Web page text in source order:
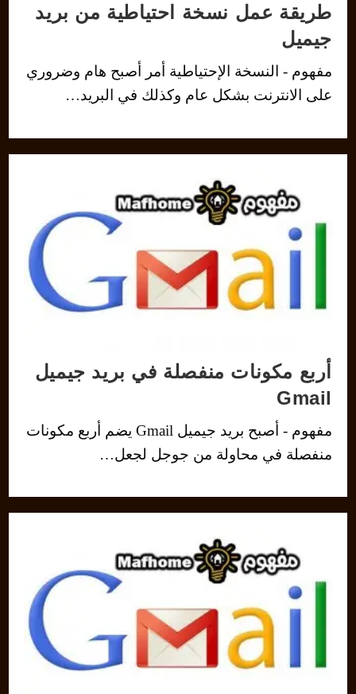
طريقة عمل نسخة احتياطية من بريد
جيميل
مفهوم - النسخة الإحتياطية أمر أصبح هام وضروري
على الانترنت بشكل عام وكذلك في البريد…
أربع مكونات منفصلة في بريد جيميل
Gmail
مفهوم - أصبح بريد جيميل Gmail يضم أربع مكونات
منفصلة في محاولة من جوجل لجعل…